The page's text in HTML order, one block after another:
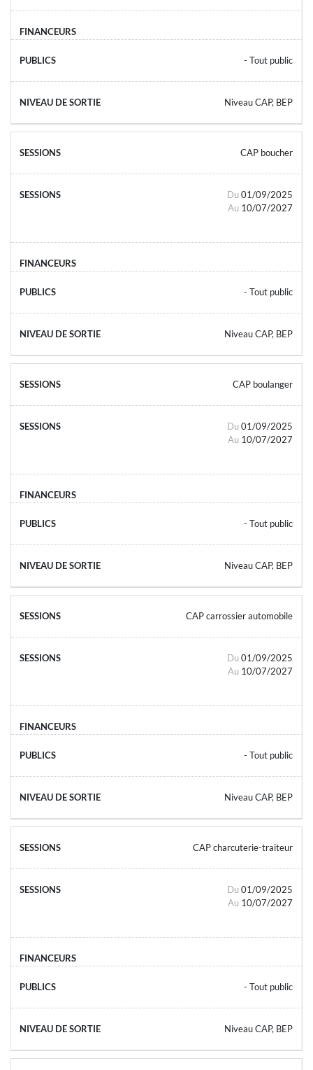
- Tout public
Niveau CAP, BEP
CAP boucher
Du 01/09/2025
Au 10/07/2027
- Tout public
Niveau CAP, BEP
CAP boulanger
Du 01/09/2025
Au 10/07/2027
- Tout public
Niveau CAP, BEP
CAP carrossier automobile
Du 01/09/2025
Au 10/07/2027
- Tout public
Niveau CAP, BEP
CAP charcuterie-traiteur
Du 01/09/2025
Au 10/07/2027
- Tout public
Niveau CAP, BEP